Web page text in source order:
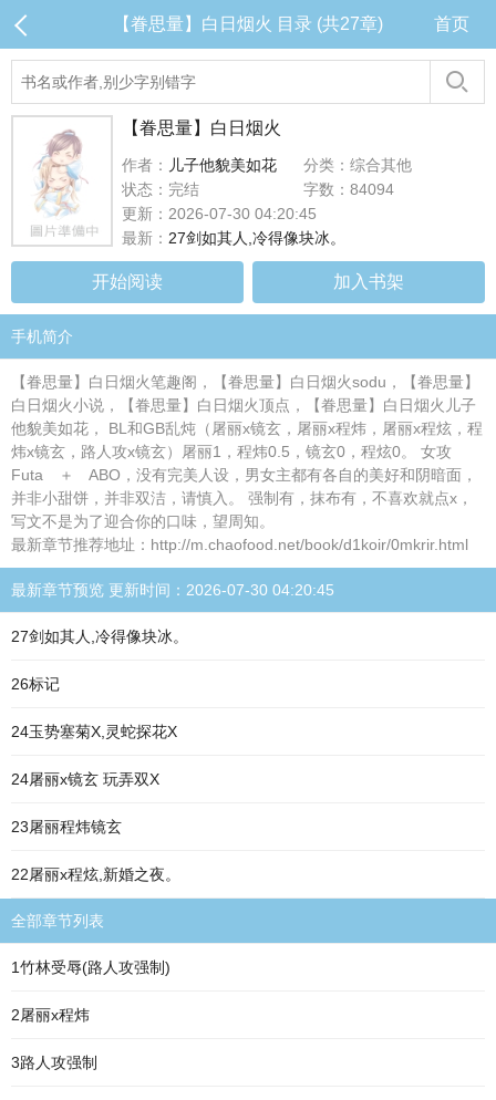
【眷思量】白日烟火 目录 (共27章) 首页
【眷思量】白日烟火
作者： 儿子他貌美如花
分类：综合其他
状态：完结
字数：84094
更新：2026-07-30 04:20:45
最新： 27剑如其人,冷得像块冰。
开始阅读 加入书架
手机简介
【眷思量】白日烟火笔趣阁，【眷思量】白日烟火sodu，【眷思量】
白日烟火小说，【眷思量】白日烟火顶点，【眷思量】白日烟火儿子
他貌美如花， BL和GB乱炖（屠丽x镜玄，屠丽x程炜，屠丽x程炫，程
炜x镜玄，路人攻x镜玄）屠丽1，程炜0.5，镜玄0，程炫0。 女攻
Futa ＋ ABO，没有完美人设，男女主都有各自的美好和阴暗面，
并非小甜饼，并非双洁，请慎入。 强制有，抹布有，不喜欢就点x，
写文不是为了迎合你的口味，望周知。
最新章节推荐地址：http://m.chaofood.net/book/d1koir/0mkrir.html
最新章节预览 更新时间：2026-07-30 04:20:45
27剑如其人,冷得像块冰。
26标记
24玉势塞菊X,灵蛇探花X
24屠丽x镜玄 玩弄双X
23屠丽程炜镜玄
22屠丽x程炫,新婚之夜。
全部章节列表
1竹林受辱(路人攻强制)
2屠丽x程炜
3路人攻强制